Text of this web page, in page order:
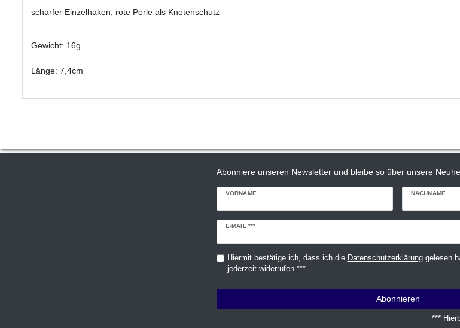
scharfer Einzelhaken, rote Perle als Knotenschutz
Gewicht: 16g
Länge: 7,4cm
Abonniere unseren Newsletter und bleibe so über unsere
VORNAME NACHNAME
E-MAIL ***
Newsletter
Hiermit bestätige ich, dass ich die Daten­schutz­erklärunggelesen
jederzeit widerrufen.***
Abonnieren
***